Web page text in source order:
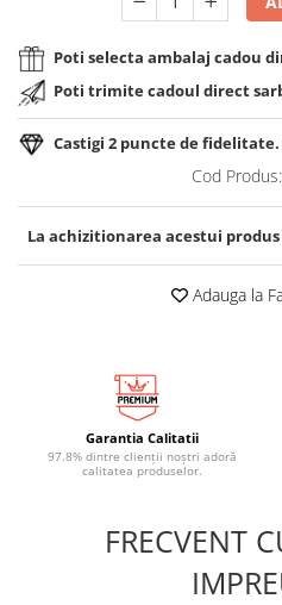
Poti selecta ambalaj cadou
Poti trimite cadoul direct
Castigi 2 puncte de fidelitate.
Cod Produs:
La achizitionarea acestui
Adauga la
Garantia Calitatii
97.8% dintre clienții noștri adoră
calitatea produselor.
FRECVENT